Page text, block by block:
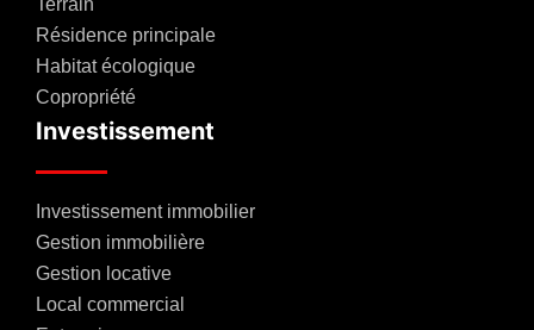
Terrain
Résidence principale
Habitat écologique
Copropriété
Investissement
Investissement immobilier
Gestion immobilière
Gestion locative
Local commercial